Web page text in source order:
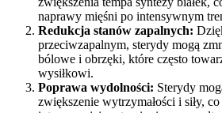
naprawy mięśni po intensywnym
Redukcja stanów zapalnych:
przeciwzapalnym, sterydy mogą
bólowe i obrzęki, które często
wysiłkowi.
Poprawa wydolności: Sterydy
zwiększenie wytrzymałości i siły,